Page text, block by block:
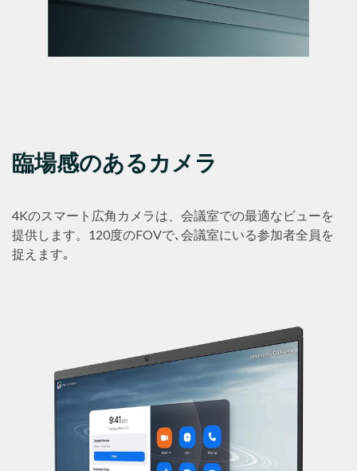
臨場感のあるカメラ
4Kのスマート広角カメラは、会議室での最適なビューを
提供します。120度のFOVで､会議室にいる参加者全員を
捉えます｡